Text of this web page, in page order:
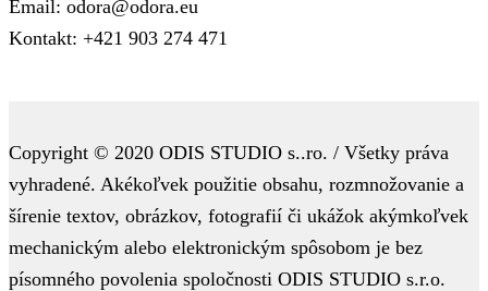
Email: odora@odora.eu
Kontakt: +421 903 274 471
Copyright © 2020 ODIS STUDIO s..ro. / Všetky práva
vyhradené. Akékoľvek použitie obsahu, rozmnožovanie a
šírenie textov, obrázkov, fotografií či ukážok akýmkoľvek
mechanickým alebo elektronickým spôsobom je bez
písomného povolenia spoločnosti ODIS STUDIO s.r.o.